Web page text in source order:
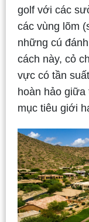
golf với các
các vùng lõm
những cú
cách này, cỏ
vực có tần
hoàn hảo
mục tiêu giới